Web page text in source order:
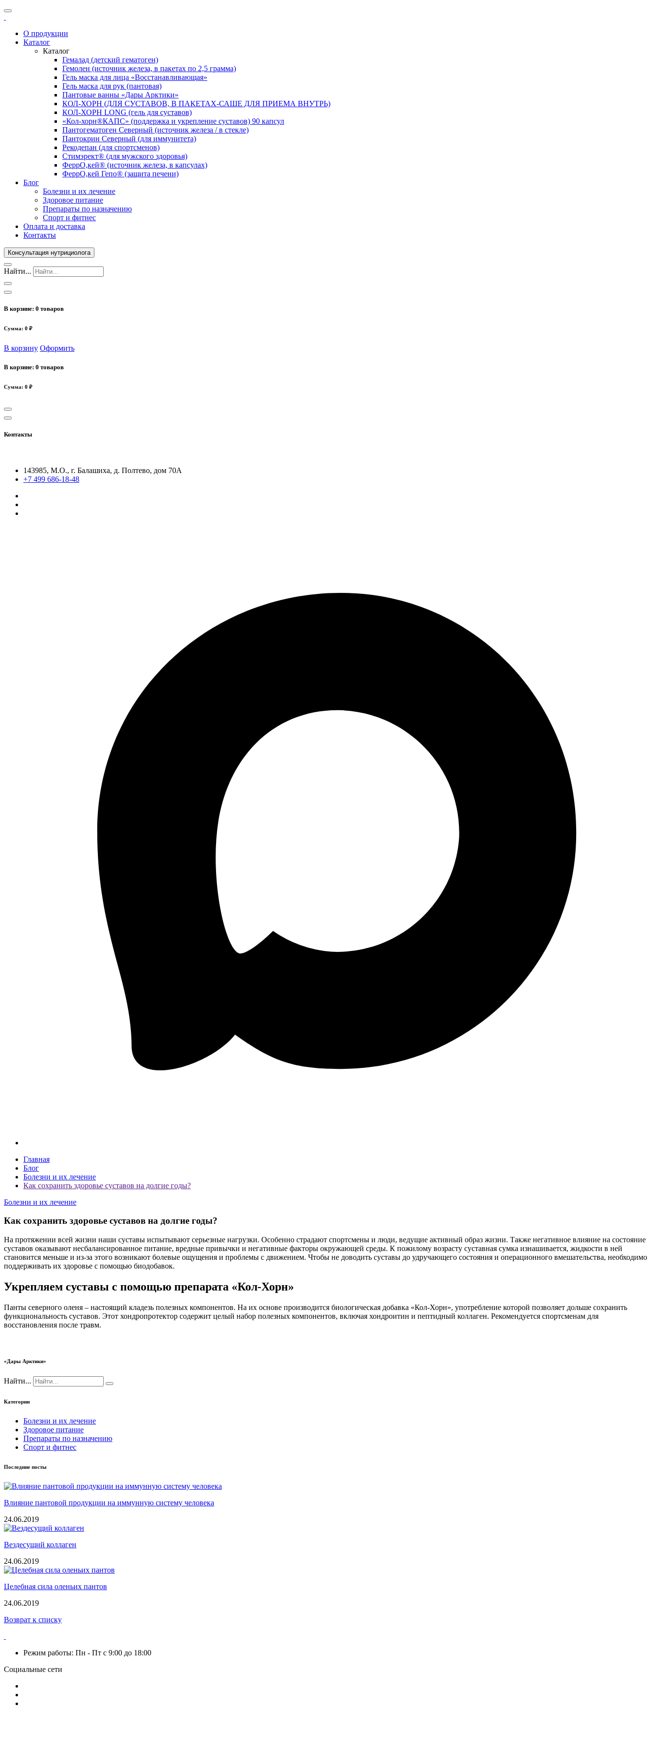
О продукции
Каталог
Каталог
Гемалад (детский гематоген)
Гемолен (источник железа, в пакетах по 2,5 грамма)
Гель маска для лица «Восстанавливающая»
Гель маска для рук (пантовая)
Пантовые ванны «Дары Арктики»
КОЛ-ХОРН (ДЛЯ СУСТАВОВ, В ПАКЕТАХ-САШЕ ДЛЯ ПРИЕМА ВНУТРЬ)
КОЛ-ХОРН LONG (гель для суставов)
«Кол-хорн®КАПС» (поддержка и укрепление суставов) 90 капсул
Пантогематоген Северный (источник железа / в стекле)
Пантокрин Северный (для иммунитета)
Рекодепан (для спортсменов)
Стимэрект® (для мужского здоровья)
ФеррО,кей® (источник железа, в капсулах)
ФеррО,кей Гепо® (защита печени)
Блог
Болезни и их лечение
Здоровое питание
Препараты по назначению
Спорт и фитнес
Оплата и доставка
Контакты
Консультация нутрициолога
Найти...
В корзине: 0 товаров
Сумма: 0 ₽
В корзину Оформить
В корзине: 0 товаров
Сумма: 0 ₽
Контакты
143985, М.О., г. Балашиха, д. Полтево, дом 70А
+7 499 686-18-48
Главная
Блог
Болезни и их лечение
Как сохранить здоровье суставов на долгие годы?
Болезни и их лечение
Как сохранить здоровье суставов на долгие годы?
На протяжении всей жизни наши суставы испытывают серьезные нагрузки. Особенно страдают спортсмены и люди, ведущие активный образ жизни. Также негативное влияние на состояние
суставов оказывают несбалансированное питание, вредные привычки и негативные факторы окружающей среды. К пожилому возрасту суставная сумка изнашивается, жидкости в ней
становится меньше и из-за этого возникают болевые ощущения и проблемы с движением. Чтобы не доводить суставы до удручающего состояния и операционного вмешательства, необходимо
поддерживать их здоровье с помощью биодобавок.
Укрепляем суставы с помощью препарата «Кол-Хорн»
Панты северного оленя – настоящий кладезь полезных компонентов. На их основе производится биологическая добавка «Кол-Хорн», употребление которой позволяет дольше сохранить
функциональность суставов. Этот хондропротектор содержит целый набор полезных компонентов, включая хондроитин и пептидный коллаген. Рекомендуется спортсменам для
восстановления после травм.
«Дары Арктики»
Найти...
Категории
Болезни и их лечение
Здоровое питание
Препараты по назначению
Спорт и фитнес
Последние посты
Влияние пантовой продукции на иммунную систему человека
24.06.2019
Вездесущий коллаген
24.06.2019
Целебная сила оленьих пантов
24.06.2019
Возврат к списку
Режим работы: Пн - Пт с 9:00 до 18:00
Социальные сети